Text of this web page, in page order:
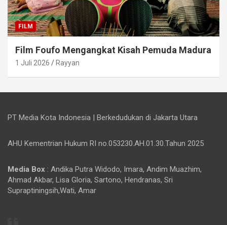
FILM
Film Foufo Mengangkat Kisah Pemuda Madura
1 Juli 2026 Rayyan
PT Media Kota Indonesia | Berkedudukan di Jakarta Utara
AHU Kementrian Hukum RI no.053230.AH.01.30.Tahun 2025
Media Box : Andika Putra Widodo, Imara, Andim Muazhim,
Ahmad Akbar, Lisa Gloria, Sartono, Hendranas, Sri
Supraptiningsih,Wati, Amar